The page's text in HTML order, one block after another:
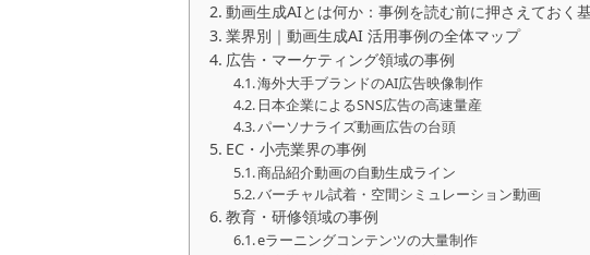
動画生成AIとは何か：事例を読む前に押さえておく
業界別｜動画生成AI 活用事例の全体マップ
広告・マーケティング領域の事例
海外大手ブランドのAI広告映像制作
日本企業によるSNS広告の高速量産
パーソナライズ動画広告の台頭
EC・小売業界の事例
商品紹介動画の自動生成ライン
バーチャル試着・空間シミュレーション動画
教育・研修領域の事例
eラーニングコンテンツの大量制作